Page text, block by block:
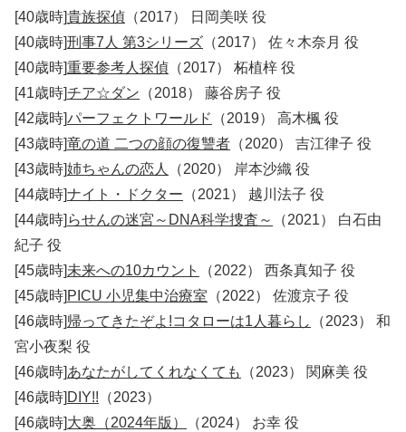
[40歳時]貴族探偵 （2017） 日岡美咲 役
[40歳時]刑事7人 第3シリーズ （2017） 佐々木奈月 役
[40歳時]重要参考人探偵 （2017） 柘植梓 役
[41歳時]チア☆ダン （2018） 藤谷房子 役
[42歳時]パーフェクトワールド
（2019） 高木楓 役
[43歳時]竜の道 二つの顔の復讐者 （2020） 吉江律子 役
[43歳時]姉ちゃんの恋人
（2020） 岸本沙織 役
[44歳時]ナイト・ドクター （2021） 越川法子 役
[44歳時] らせんの迷宮～DNA科学捜査～
（2021） 白石由
紀子 役
[45歳時]未来への10カウント
（2022） 西条真知子 役
[45歳時] PICU 小児集中治療室 （2022） 佐渡京子 役
[46歳時]帰ってきたぞよ!コタローは1人暮らし
（2023） 和
宮小夜梨 役
[46歳時]あなたがしてくれなくても
（2023） 関麻美 役
[46歳時] DIY!! （2023）
[46歳時]大奥（2024年版） （2024） お幸 役